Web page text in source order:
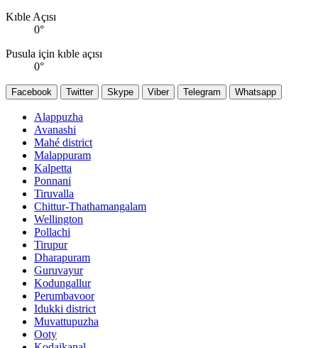
Kıble Açısı
0°
Pusula için kıble açısı
0°
Facebook Twitter Skype Viber Telegram Whatsapp
Alappuzha
Avanashi
Mahé district
Malappuram
Kalpetta
Ponnani
Tiruvalla
Chittur-Thathamangalam
Wellington
Pollachi
Tirupur
Dharapuram
Guruvayur
Kodungallur
Perumbavoor
Idukki district
Muvattupuzha
Ooty